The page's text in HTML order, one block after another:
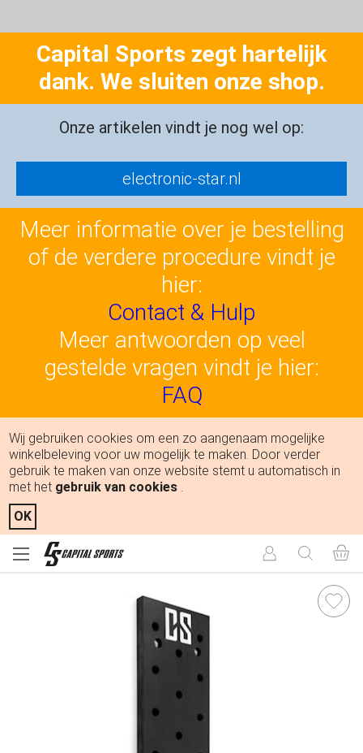
Capital Sports zegt hartelijk
dank. We sluiten onze shop.
Onze artikelen vindt je nog wel op:
electronic-star.nl
Meer informatie over je bestelling
of de verdere procedure vindt je
hier:
Contact & Hulp
Meer antwoorden op veel
gestelde vragen vindt je hier:
FAQ
Wij gebruiken cookies om een zo aangenaam mogelijke
winkelbeleving voor uw mogelijk te maken. Door verder
gebruik te maken van onze website stemt u automatisch in
met het gebruik van cookies .
OK